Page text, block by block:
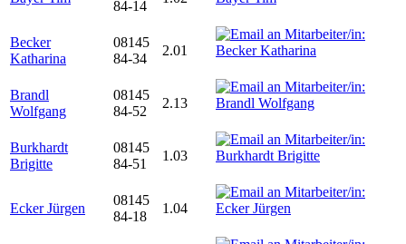
84-14
Becker
Katharina
08145
84-34
2.01
Brandl
Wolfgang
08145
84-52
2.13
Burkhardt
Brigitte
08145
84-51
1.03
Ecker Jürgen
08145
84-18
1.04